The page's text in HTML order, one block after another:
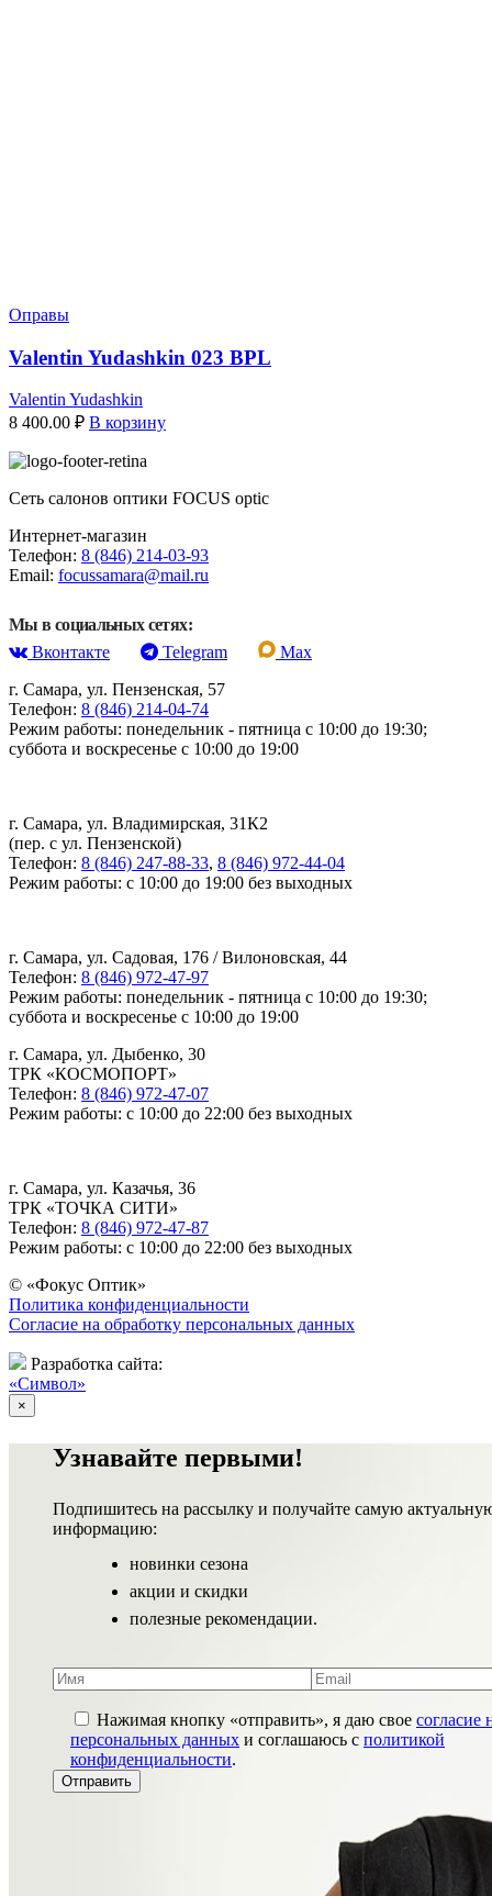
Оправы
Valentin Yudashkin 023 BPL
Valentin Yudashkin
8 400.00 ₽ В корзину
Сеть салонов оптики FOCUS optic
Интернет-магазин
Телефон: 8 (846) 214-03-93
Email: focussamara@mail.ru
Мы в социальных сетях:
Вконтакте
Telegram
Max
г. Самара, ул. Пензенская, 57
Телефон: 8 (846) 214-04-74
Режим работы: понедельник - пятница с 10:00 до 19:30;
суббота и воскресенье с 10:00 до 19:00
г. Самара, ул. Владимирская, 31К2
(пер. с ул. Пензенской)
Телефон: 8 (846) 247-88-33, 8 (846) 972-44-04
Режим работы: с 10:00 до 19:00 без выходных
г. Самара, ул. Садовая, 176 / Вилоновская, 44
Телефон: 8 (846) 972-47-97
Режим работы: понедельник - пятница с 10:00 до 19:30;
суббота и воскресенье с 10:00 до 19:00
г. Самара, ул. Дыбенко, 30
ТРК «КОСМОПОРТ»
Телефон: 8 (846) 972-47-07
Режим работы: с 10:00 до 22:00 без выходных
г. Самара, ул. Казачья, 36
ТРК «ТОЧКА СИТИ»
Телефон: 8 (846) 972-47-87
Режим работы: с 10:00 до 22:00 без выходных
© «Фокус Оптик»
Политика конфиденциальности
Согласие на обработку персональных данных
Разработка сайта:
«Символ»
×
Узнавайте первыми!
Подпишитесь на рассылку и получайте самую
информацию:
новинки сезона
акции и скидки
полезные рекомендации.
Нажимая кнопку «отправить», я даю свое согласие
персональных данных и соглашаюсь с политикой
конфиденциальности.